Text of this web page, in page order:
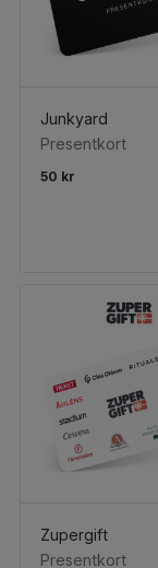
Junkyard
Presentkort
50 kr
Zupergift
Presentkort